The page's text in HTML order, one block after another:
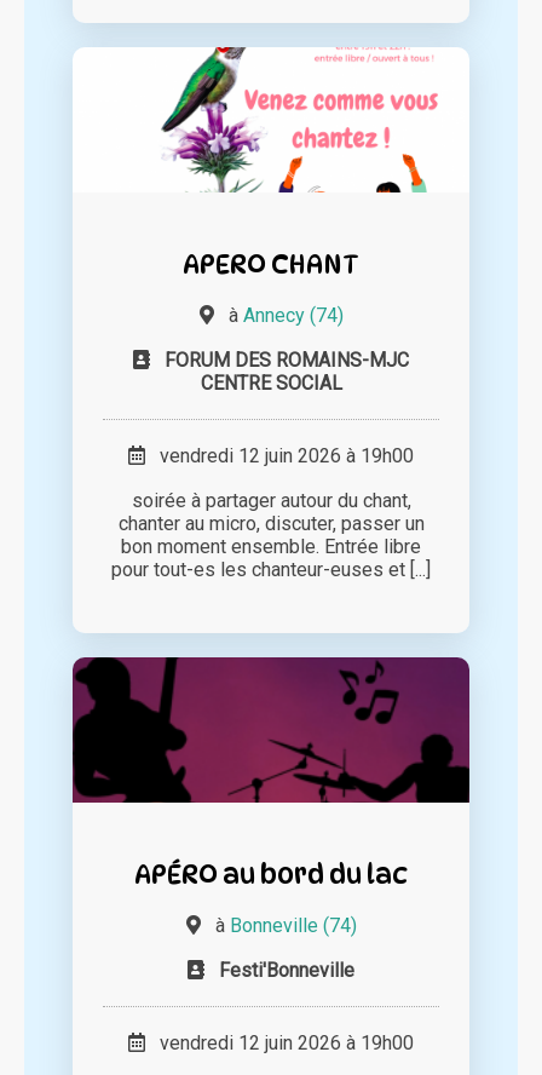
APERO CHANT
à Annecy (74)
FORUM DES ROMAINS-MJC
CENTRE SOCIAL
vendredi 12 juin 2026 à 19h00
soirée à partager autour du chant,
chanter au micro, discuter, passer un
bon moment ensemble. Entrée libre
pour tout-es les chanteur-euses et [...]
APÉRO au bord du lac
à Bonneville (74)
Festi'Bonneville
vendredi 12 juin 2026 à 19h00